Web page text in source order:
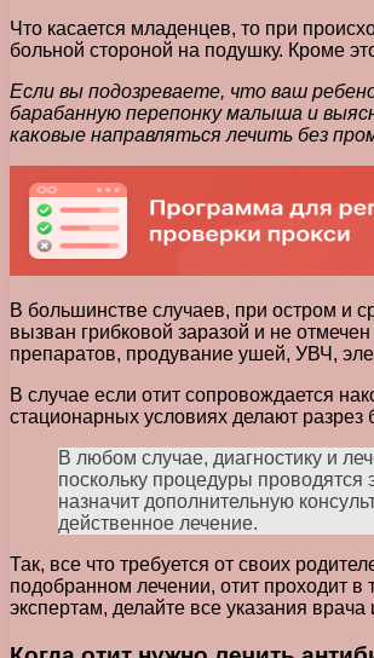
Что касается младенцев, то при
больной стороной на подушку. Кроме
Если вы подозреваете, что ваш
барабанную перепонку малыша и
каковые направляться лечить без
В большинстве случаев, при остром и
вызван грибковой заразой и не
препаратов, продувание ушей, УВЧ,
В случае если отит сопровождается
стационарных условиях делают
В любом случае, диагностику и
поскольку процедуры
назначит дополнительную
действенное лечение.
Так, все что требуется от своих
подобранном лечении, отит проходит
экспертам, делайте все указания врача